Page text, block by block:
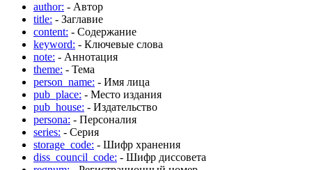
author: - Автор
title: - Заглавие
content: - Содержание
keyword: - Ключевые слова
note: - Аннотация
theme: - Тема
person_name: - Имя лица
pub_place: - Место издания
pub_house: - Издательство
persona: - Персоналия
series: - Серия
storage_code: - Шифр хранения
diss_council_code: - Шифр диссовета